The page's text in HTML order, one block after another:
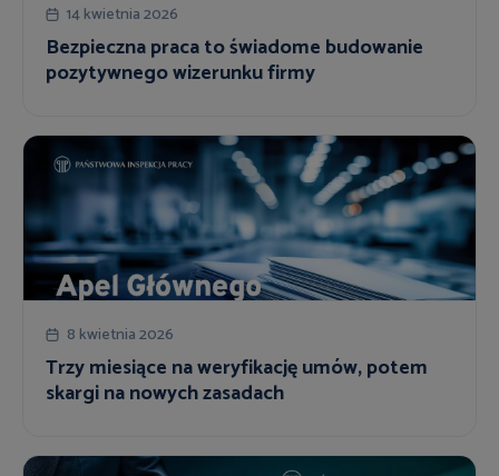
14 kwietnia 2026
Bezpieczna praca to świadome budowanie
pozytywnego wizerunku firmy
8 kwietnia 2026
Trzy miesiące na weryfikację umów, potem
skargi na nowych zasadach